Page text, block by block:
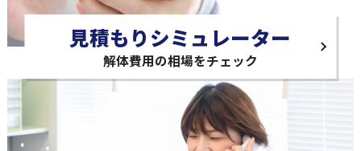
見積もりシミュレーター
解体費用の相場をチェック